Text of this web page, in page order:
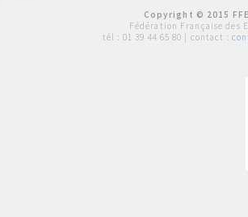
Copyright © 2015
Fédération Française des
tél : 01 39 44 65 80 | contact :